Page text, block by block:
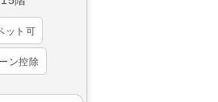
ット可
ン控除